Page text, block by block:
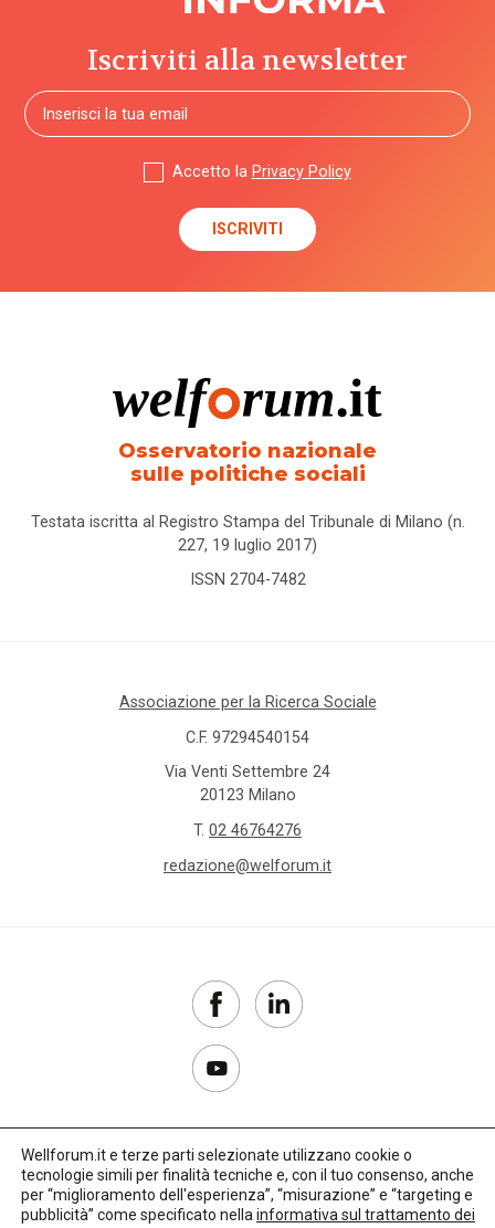
Iscriviti alla newsletter
Accetto la Privacy Policy
Osservatorio nazionale
sulle politiche sociali
Testata iscritta al Registro Stampa del Tribunale di Milano (n.
227, 19 luglio 2017)
ISSN 2704-7482
Associazione per la Ricerca Sociale
C.F. 97294540154
Via Venti Settembre 24
20123 Milano
T. 02 46764276
redazione@welforum.it
Copyright 2017–2026
Wellforum.it e terze parti selezionate utilizzano cookie o
tecnologie simili per finalità tecniche e, con il tuo consenso, anche
per “miglioramento dell'esperienza”, “misurazione” e “targeting e
pubblicità” come specificato nella informativa sul trattamento dei